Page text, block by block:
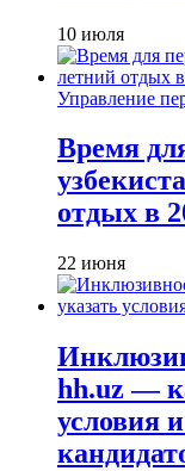
10 июля
Управление
Время
отдых в
22 июня
hh.uz —
условия